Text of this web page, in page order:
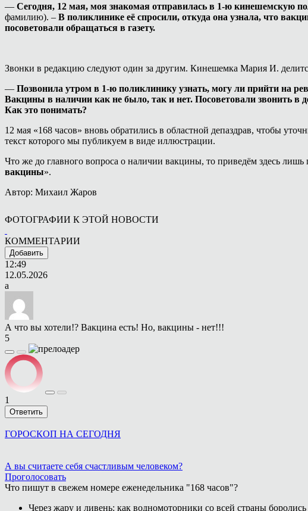
— Сегодня, 12 мая, моя знакомая отправилась в 1-ю кинешемскую
фамилию). – В поликлинике её спросили, откуда она узнала, что
посоветовали обращаться в газету.
Звонки в редакцию следуют один за другим. Кинешемка Мария И.
— Позвонила утром в 1-ю поликлинику узнать, могу ли прийти на
Вакцины в наличии как не было, так и нет. Посоветовали звонить в
Как это понимать?
12 мая «168 часов» вновь обратились в областной депаздрав, чтобы
текст которого мы публикуем в виде иллюстрации.
Что же до главного вопроса о наличии вакцины, то приведём здесь
вакцины».
Автор: Михаил Жаров
ФОТОГРАФИИ К ЭТОЙ НОВОСТИ
КОММЕНТАРИИ
Добавить
12:49
12.05.2026
а
А что вы хотели!? Вакцина есть! Но, вакцины - нет!!!
5
1
Ответить
ГОРОСКОП НА СЕГОДНЯ
А вы считаете себя счастливым человеком?
Проголосовать
Что пишут в свежем номере еженедельника "168 часов"?
Через жару и ливень: как водномоторники со всей страны